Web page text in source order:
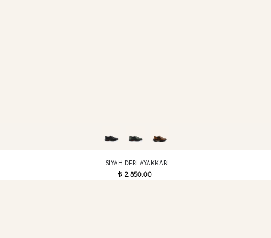
SIYAH DERI AYAKKABI
t 2.850,00